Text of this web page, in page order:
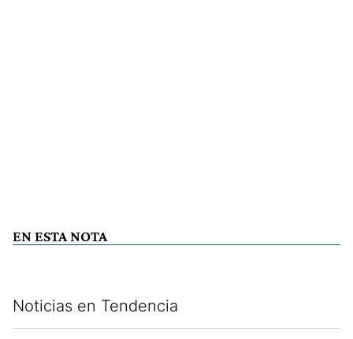
EN ESTA NOTA
Noticias en Tendencia